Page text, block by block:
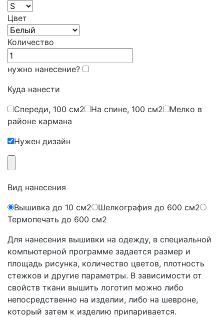
Цвет
Количество
нужно нанесение?
Куда нанести
Cпереди, 100 см2
На спине, 100 см2
Мелко в
районе кармана
Нужен дизайн
Вид нанесения
Вышивка до 10 см2
Шелкография до 600 см2
Термопечать до 600 см2
Для нанесения вышивки на одежду, в специальной
компьютерной программе задается размер и
площадь рисунка, количество цветов, плотность
стежков и другие параметры. В зависимости от
свойств ткани вышить логотип можно либо
непосредственно на изделии, либо на шевроне,
который затем к изделию припаривается.